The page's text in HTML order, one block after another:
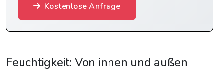
Kostenlose Anfrage
Feuchtigkeit: Von innen und außen